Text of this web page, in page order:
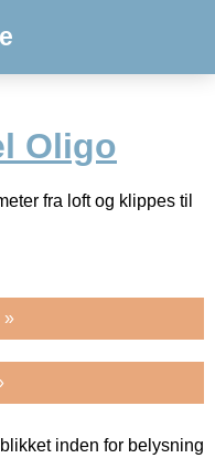
Oligo
fra loft og klippes til
»
inden for belysning